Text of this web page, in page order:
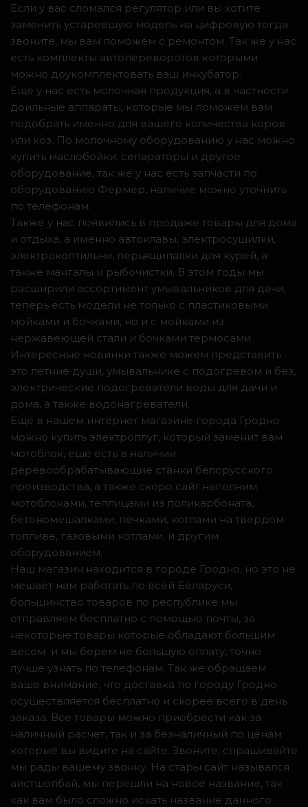
Если у вас сломался регулятор или вы хотите
заменить устаревшую модель на цифровую тогда
звоните, мы вам поможем с ремонтом. Так же у нас
есть комплекты автопереворотов которыми
можно доукомплектовать ваш инкубатор.
Ещё у нас есть молочная продукция, а в частности
доильные аппараты, которые мы поможем вам
подобрать именно для вашего количества коров
или коз. По молочному оборудованию у нас можно
купить маслобойки, сепараторы и другое
оборудование, так же у нас есть запчасти по
оборудованию Фермер, наличие можно уточнить
по телефонам.
Также у нас появились в продаже товары для дома
и отдыха, а именно автоклавы, электросушилки,
электрокоптильни, перьящипалки для курей, а
также мангалы и рыбочистки. В этом годы мы
расширили ассортимент умывальников для дачи,
теперь есть модели не только с пластиковыми
мойками и бочками, но и с мойками из
нержавеющей стали и бочками термосами.
Интересные новинки также можем представить
это летние души, умывальнике с подогревом и без,
электрические подогреватели воды для дачи и
дома, а также водонагреватели.
Ещё в нашем интернет магазине города Гродно
можно купить электроплуг, который заменит вам
мотоблок, ещё есть в наличии
деревообрабатывающие станки белорусского
производства, а также скоро сайт наполним
мотоблоками, теплицами из поликарбоната,
бетономешалками, печками, котлами на твердом
топливе, газовыми котлами, и другим
оборудованием.
Наш магазин находится в городе Гродно, но это не
мешает нам работать по всей Беларуси,
большинство товаров по республике мы
отправляем бесплатно с помощью почты, за
некоторые товары которые обладают большим
весом и мы берем не большую оплату, точно
лучше узнать по телефонам. Так же обращаем
ваше внимание, что доставка по городу Гродно
осуществляется бесплатно и скорее всего в день
заказа. Все товары можно приобрести как за
наличный расчет, так и за безналичный по ценам
которые вы видите на сайте. Звоните, спрашивайте
мы рады вашему звонку. На стары сайт назывался
аистшопбай, мы перешли на новое название, так
как вам было сложно искать название данного